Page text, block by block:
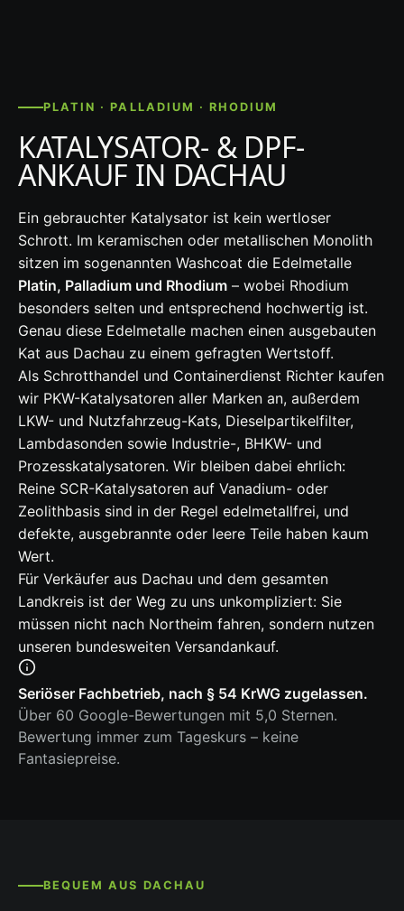
PLATIN · PALLADIUM · RHODIUM
KATALYSATOR- & DPF-
ANKAUF IN DACHAU
Ein gebrauchter Katalysator ist kein wertloser
Schrott. Im keramischen oder metallischen Monolith
sitzen im sogenannten Washcoat die Edelmetalle
Platin, Palladium und Rhodium – wobei Rhodium
besonders selten und entsprechend hochwertig ist.
Genau diese Edelmetalle machen einen ausgebauten
Kat aus Dachau zu einem gefragten Wertstoff.
Als Schrotthandel und Containerdienst Richter kaufen
wir PKW-Katalysatoren aller Marken an, außerdem
LKW- und Nutzfahrzeug-Kats, Dieselpartikelfilter,
Lambdasonden sowie Industrie-, BHKW- und
Prozesskatalysatoren. Wir bleiben dabei ehrlich:
Reine SCR-Katalysatoren auf Vanadium- oder
Zeolithbasis sind in der Regel edelmetallfrei, und
defekte, ausgebrannte oder leere Teile haben kaum
Wert.
Für Verkäufer aus Dachau und dem gesamten
Landkreis ist der Weg zu uns unkompliziert: Sie
müssen nicht nach Northeim fahren, sondern nutzen
unseren bundesweiten Versandankauf.
Seriöser Fachbetrieb, nach § 54 KrWG zugelassen.
Über 60 Google-Bewertungen mit 5,0 Sternen.
Bewertung immer zum Tageskurs – keine
Fantasiepreise.
BEQUEM AUS DACHAU